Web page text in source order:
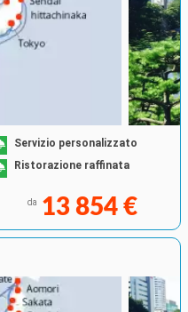
Servizio personalizzato
Ristorazione raffinata
da 13 854 €